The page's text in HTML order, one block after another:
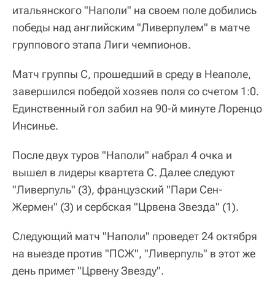
итальянского "Наполи" на своем поле добились
победы над английским "Ливерпулем" в матче
группового этапа Лиги чемпионов.
Матч группы С, прошедший в среду в Неаполе,
завершился победой хозяев поля со счетом 1:0.
Единственный гол забил на 90-й минуте Лоренцо
Инсинье.
После двух туров "Наполи" набрал 4 очка и
вышел в лидеры квартета С. Далее следуют
"Ливерпуль" (3), французский "Пари Сен-
Жермен" (3) и сербская "Црвена Звезда" (1).
Следующий матч "Наполи" проведет 24 октября
на выезде против "ПСЖ", "Ливерпуль" в этот же
день примет "Црвену Звезду".